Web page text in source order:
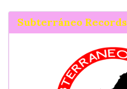
Subterráneo Records